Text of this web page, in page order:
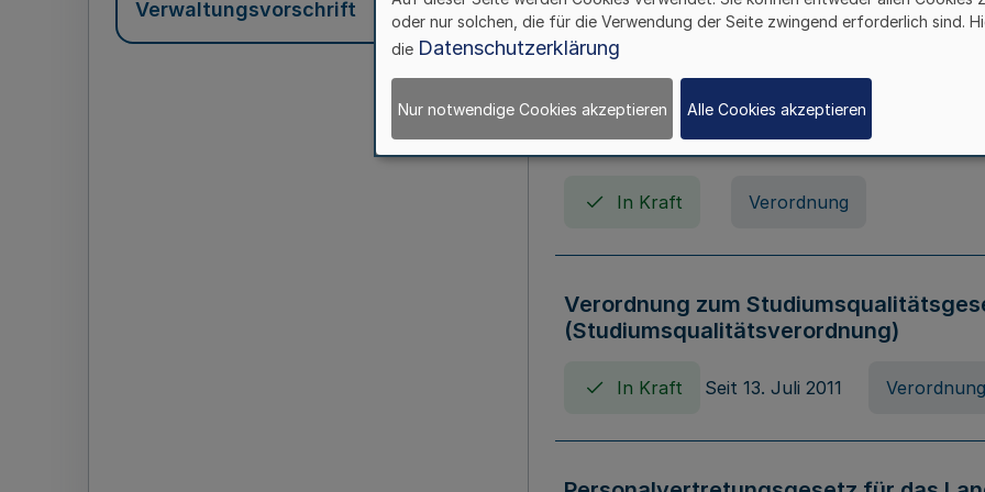
Verwaltungsvorschrift In Kraft Seit 01. April 2008 Gesetz
Verordnung über Beihilfen in Geburts-
Todesfällen (Beihilfenverordnung NRW
In Kraft Verordnung
Verordnung zum
(Studiumsqualitätsverordnung)
In Kraft Seit 13. Juli 2011 Verordnung
oder nur solchen, die für die Verwendung der Seite zwingend erforderlich sind.
die Datenschutzerklärung
Nur notwendige Cookies akzeptieren Alle Cookies akzeptieren